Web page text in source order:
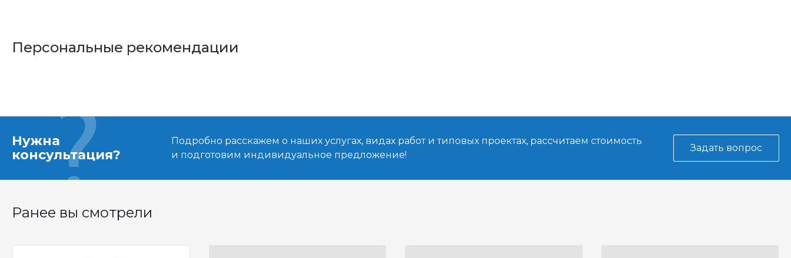
Персональные рекомендации
Нужна
консультация?
Подробно расскажем о наших услугах, видах работ и типовых проектах, рассчитаем стоимость
и подготовим индивидуальное предложение!
Задать вопрос
Ранее вы смотрели